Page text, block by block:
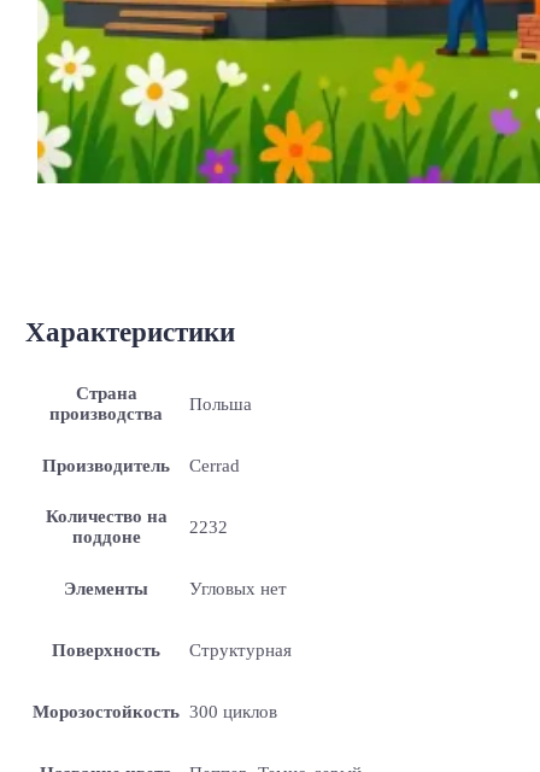
Характеристики
Страна
производства
Польша
Производитель Cerrad
Количество на
поддоне
2232
Элементы Угловых нет
Поверхность Структурная
Морозостойкость 300 циклов